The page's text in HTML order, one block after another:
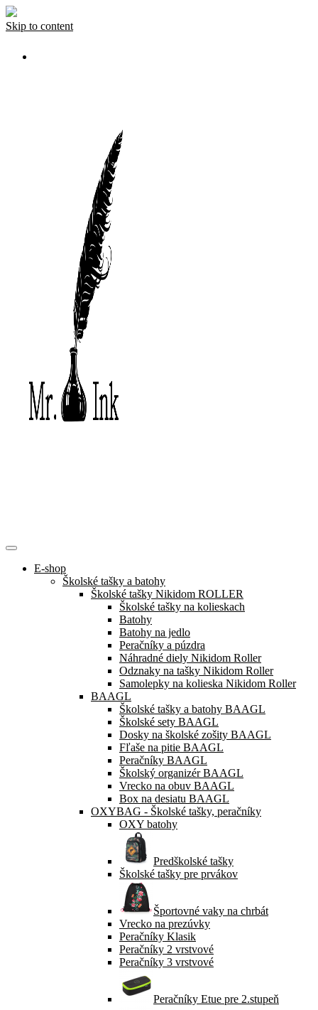
Skip to content
E-shop
Školské tašky a batohy
Školské tašky Nikidom ROLLER
Školské tašky na kolieskach
Batohy
Batohy na jedlo
Peračníky a púzdra
Náhradné diely Nikidom Roller
Odznaky na tašky Nikidom Roller
Samolepky na kolieska Nikidom Roller
BAAGL
Školské tašky a batohy BAAGL
Školské sety BAAGL
Dosky na školské zošity BAAGL
Fľaše na pitie BAAGL
Peračníky BAAGL
Školský organizér BAAGL
Vrecko na obuv BAAGL
Box na desiatu BAAGL
OXYBAG - Školské tašky, peračníky
OXY batohy
Predškolské tašky
Školské tašky pre prvákov
Športovné vaky na chrbát
Vrecko na prezúvky
Peračníky Klasik
Peračníky 2 vrstvové
Peračníky 3 vrstvové
Peračníky Etue pre 2.stupeň